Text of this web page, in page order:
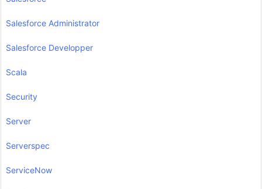
Salesforce Administrator
Salesforce Developper
Scala
Security
Server
Serverspec
ServiceNow